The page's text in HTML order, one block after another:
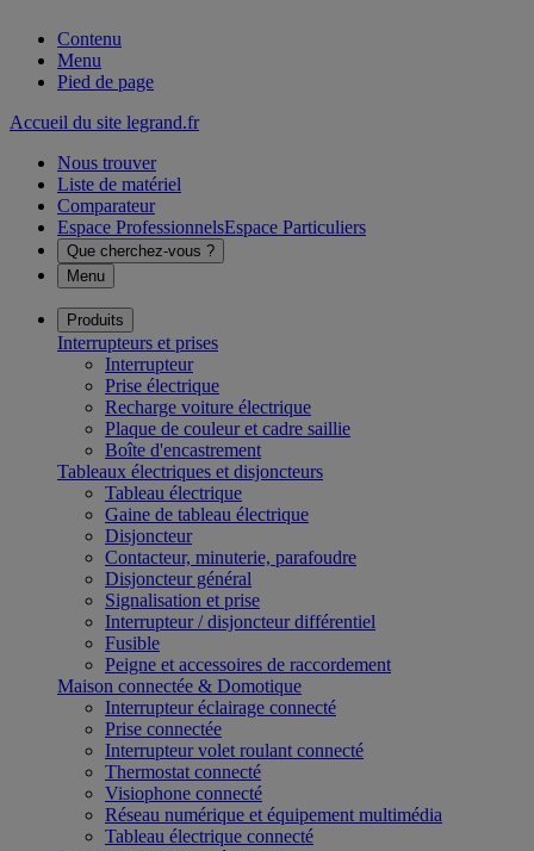
Contenu
Menu
Pied de page
Accueil du site legrand.fr
Nous trouver
Liste de matériel
Comparateur
Espace ProfessionnelsEspace Particuliers
Que cherchez-vous ?
Menu
Produits
Interrupteurs et prises
Interrupteur
Prise électrique
Recharge voiture électrique
Plaque de couleur et cadre saillie
Boîte d'encastrement
Tableaux électriques et disjoncteurs
Tableau électrique
Gaine de tableau électrique
Disjoncteur
Contacteur, minuterie, parafoudre
Disjoncteur général
Signalisation et prise
Interrupteur / disjoncteur différentiel
Fusible
Peigne et accessoires de raccordement
Maison connectée & Domotique
Interrupteur éclairage connecté
Prise connectée
Interrupteur volet roulant connecté
Thermostat connecté
Visiophone connecté
Réseau numérique et équipement multimédia
Tableau électrique connecté